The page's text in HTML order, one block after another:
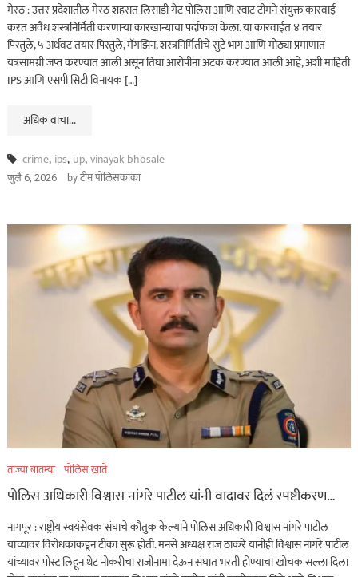
मेरठ : उत्तर प्रदेशातील मेरठ शहरात लिसाडी गेट पोलिस आणि स्वाट टीमने संयुक्त कारवाई
करत अवैध शस्त्रनिर्मिती करणाऱ्या कारखान्याचा पर्दाफाश केला. या कारवाईत ४ तयार
पिस्तुले, ५ अर्धवट तयार पिस्तुले, मॅगझिन, शस्त्रनिर्मितीचे सुटे भाग आणि मोठ्या प्रमाणात
यंत्रसामग्री जप्त करण्यात आली असून तिघा आरोपींना अटक करण्यात आली आहे, अशी माहिती
IPS आणि एसपी सिटी विनायक […]
अधिक वाचा...
crime, ips, up,vinayak bhosale
जुलै 6, 2026 byटीम पोलिसकाका
ताज्या बातम्या पोलिस खाते
पोलिस अधिकारी विश्वास नांगरे पाटील यांनी वादावर दिलं स्पष्टीकरण…
नागपूर : राष्ट्रीय स्वयंसेवक संघाचे कौतुक केल्याने पोलिस अधिकारी विश्वास नांगरे पाटील
यांच्यावर विरोधकांकडून टीका सुरू होती. मनसे अध्यक्ष राज ठाकरे यांनीही विश्वास नांगरे पाटील
यांच्यावर पोस्ट लिहून थेट नोकरीचा राजीनामा देऊन संघात भरती होण्याचा खोचक सल्ला दिला